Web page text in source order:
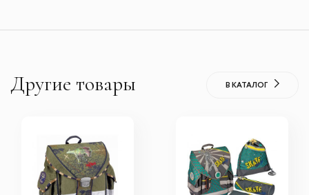
Другие товары В КАТАЛОГ